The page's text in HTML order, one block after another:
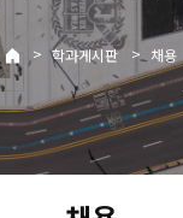
> 학과게시판 > 채용